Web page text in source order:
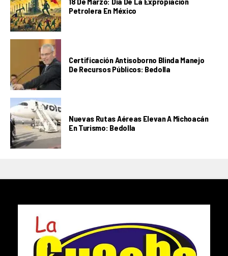
Petrolera En México
Certificación Antisoborno Blinda Manejo
De Recursos Públicos: Bedolla
Nuevas Rutas Aéreas Elevan A Michoacán
En Turismo: Bedolla